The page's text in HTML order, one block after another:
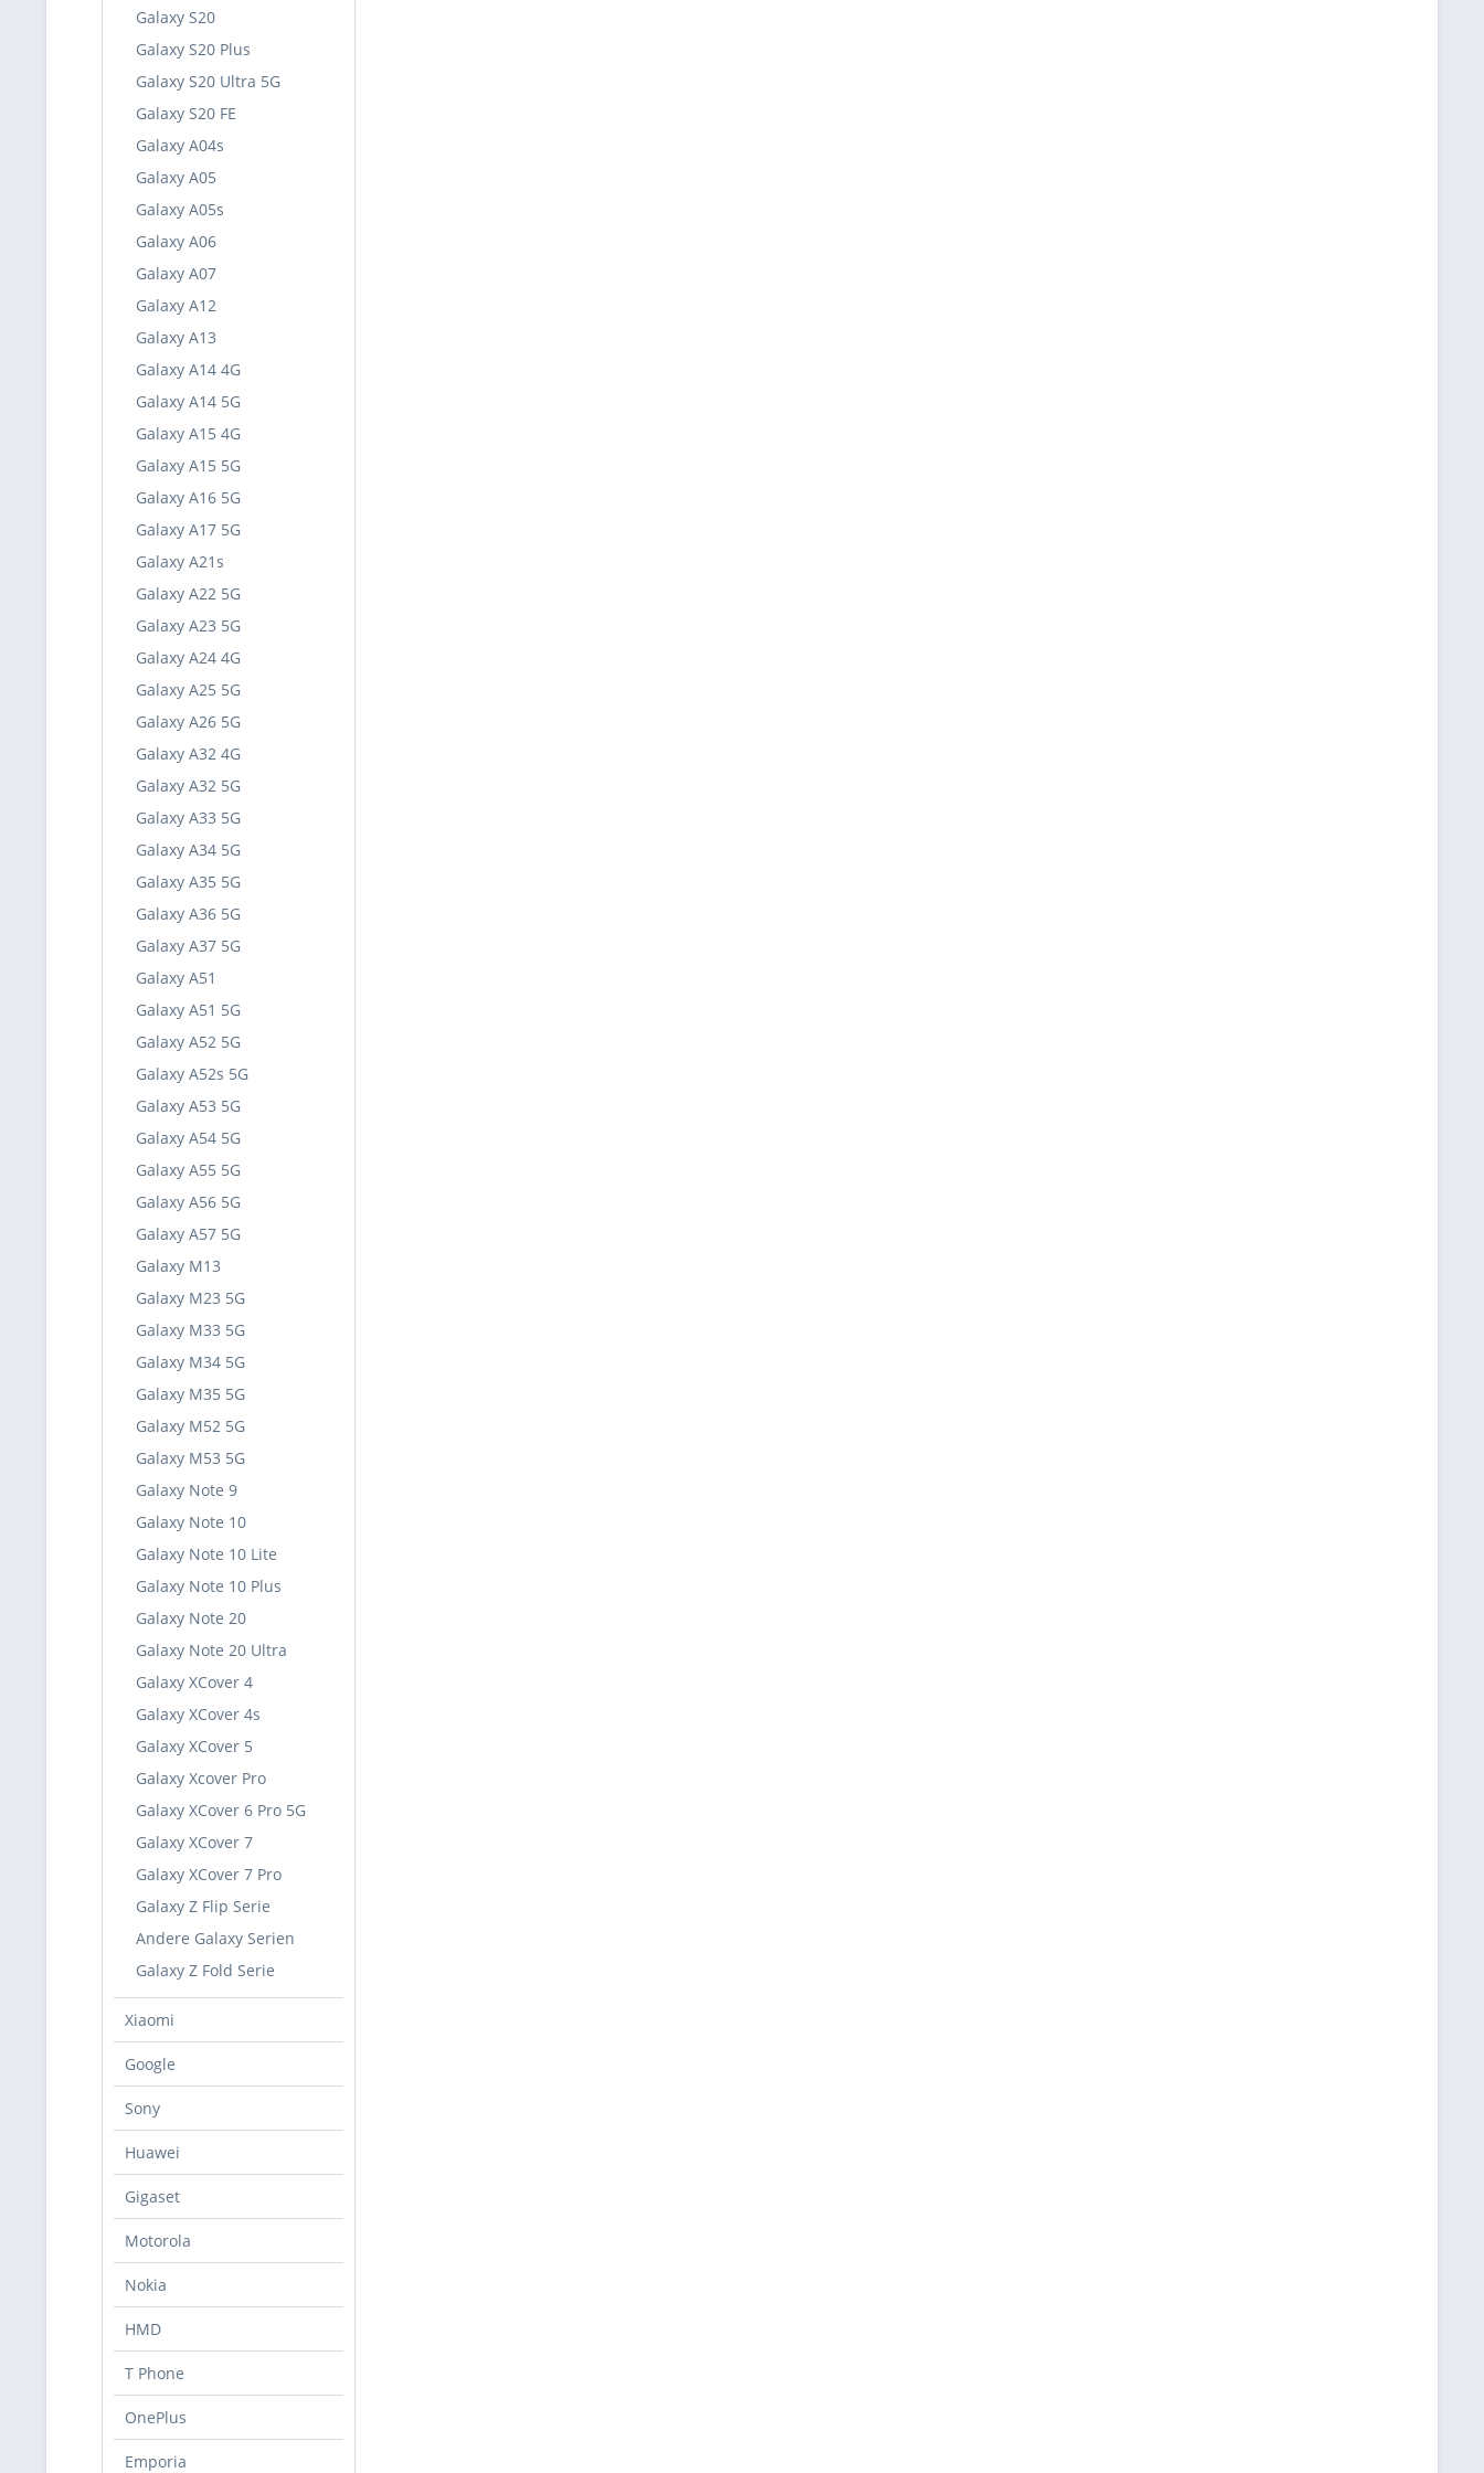
Galaxy S20
Galaxy S20 Plus
Galaxy S20 Ultra 5G
Galaxy S20 FE
Galaxy A04s
Galaxy A05
Galaxy A05s
Galaxy A06
Galaxy A07
Galaxy A12
Galaxy A13
Galaxy A14 4G
Galaxy A14 5G
Galaxy A15 4G
Galaxy A15 5G
Galaxy A16 5G
Galaxy A17 5G
Galaxy A21s
Galaxy A22 5G
Galaxy A23 5G
Galaxy A24 4G
Galaxy A25 5G
Galaxy A26 5G
Galaxy A32 4G
Galaxy A32 5G
Galaxy A33 5G
Galaxy A34 5G
Galaxy A35 5G
Galaxy A36 5G
Galaxy A37 5G
Galaxy A51
Galaxy A51 5G
Galaxy A52 5G
Galaxy A52s 5G
Galaxy A53 5G
Galaxy A54 5G
Galaxy A55 5G
Galaxy A56 5G
Galaxy A57 5G
Galaxy M13
Galaxy M23 5G
Galaxy M33 5G
Galaxy M34 5G
Galaxy M35 5G
Galaxy M52 5G
Galaxy M53 5G
Galaxy Note 9
Galaxy Note 10
Galaxy Note 10 Lite
Galaxy Note 10 Plus
Galaxy Note 20
Galaxy Note 20 Ultra
Galaxy XCover 4
Galaxy XCover 4s
Galaxy XCover 5
Galaxy Xcover Pro
Galaxy XCover 6 Pro 5G
Galaxy XCover 7
Galaxy XCover 7 Pro
Galaxy Z Flip Serie
Andere Galaxy Serien
Galaxy Z Fold Serie
Xiaomi
Google
Sony
Huawei
Gigaset
Motorola
Nokia
HMD
T Phone
OnePlus
Emporia